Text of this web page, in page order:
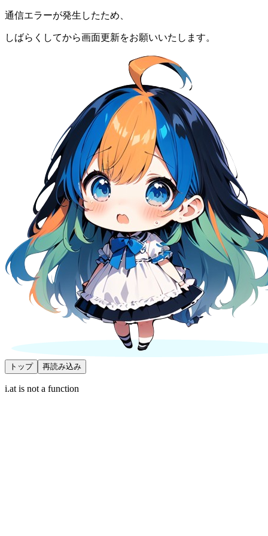
通信エラーが発生したため、
しばらくしてから画面更新をお願いいたします。
トップ 再読み込み
i.at is not a function